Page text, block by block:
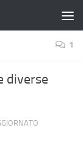
1
diverse